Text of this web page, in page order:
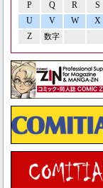
P Q R S
U
V W X
Z
数字